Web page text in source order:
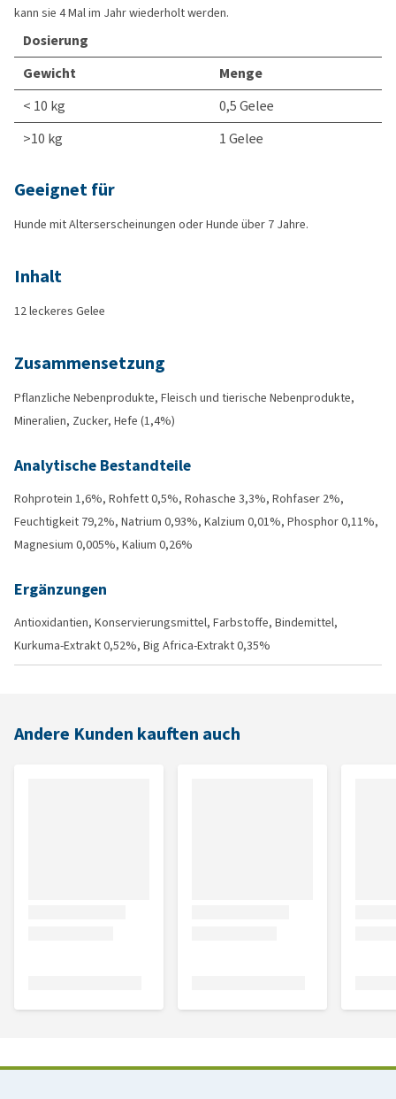
kann sie 4 Mal im Jahr wiederholt werden.
Dosierung
Gewicht
Menge
< 10 kg
0,5 Gelee
>10 kg
1 Gelee
Geeignet für
Hunde mit Alterserscheinungen oder Hunde über 7 Jahre.
Inhalt
12 leckeres Gelee
Zusammensetzung
Pflanzliche Nebenprodukte, Fleisch und tierische Nebenprodukte,
Mineralien, Zucker, Hefe (1,4%)
Analytische Bestandteile
Rohprotein 1,6%, Rohfett 0,5%, Rohasche 3,3%, Rohfaser 2%,
Feuchtigkeit 79,2%, Natrium 0,93%, Kalzium 0,01%, Phosphor 0,11%,
Magnesium 0,005%, Kalium 0,26%
Ergänzungen
Antioxidantien, Konservierungsmittel, Farbstoffe, Bindemittel,
Kurkuma-Extrakt 0,52%, Big Africa-Extrakt 0,35%
Andere Kunden kauften auch